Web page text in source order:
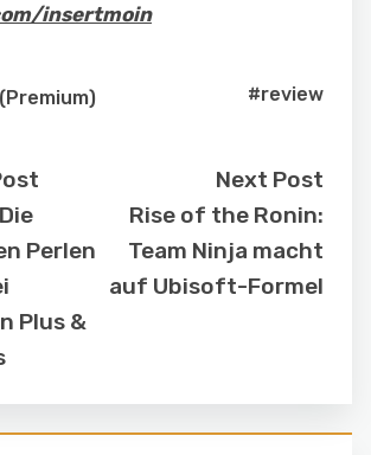
insertmoin
#review
Perlen
Plus &
Next Post
Rise of the Ronin:
Team Ninja macht
auf Ubisoft-Formel